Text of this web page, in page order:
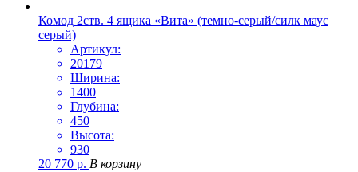
Комод 2ств. 4 ящика «Вита» (темно-серый/силк маус
серый)
Артикул:
20179
Ширина:
1400
Глубина:
450
Высота:
930
20 770 р. В корзину